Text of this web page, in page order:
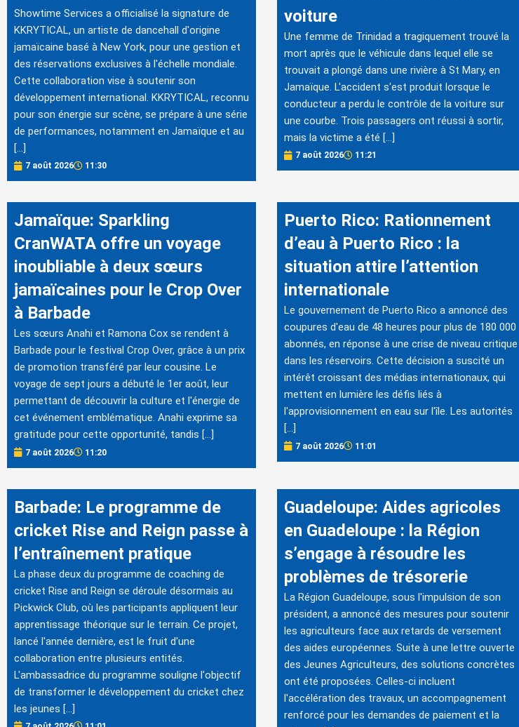
Showtime Services a officialisé la signature de
KKRYTICAL, un artiste de dancehall d'origine
jamaïcaine basé à New York, pour une gestion et
des réservations exclusives à l'échelle mondiale.
Cette collaboration vise à soutenir son
développement international. KKRYTICAL, reconnu
pour son énergie sur scène, se prépare à une série
de performances, notamment en Jamaïque et au
[…]
7 août 2026 11:30
voiture
Une femme de Trinidad a tragiquement trouvé la
mort après que le véhicule dans lequel elle se
trouvait a plongé dans une rivière à St Mary, en
Jamaïque. L'accident s'est produit lorsque le
conducteur a perdu le contrôle de la voiture sur
une courbe. Trois passagers ont réussi à sortir,
mais la victime a été […]
7 août 2026 11:21
Jamaïque: Sparkling
CranWATA offre un voyage
inoubliable à deux sœurs
jamaïcaines pour le Crop Over
à Barbade
Les sœurs Anahi et Ramona Cox se rendent à
Barbade pour le festival Crop Over, grâce à un prix
de promotion transféré par leur cousine. Le
voyage de sept jours a débuté le 1er août, leur
permettant de découvrir la culture et l'énergie de
cet événement emblématique. Anahi exprime sa
gratitude pour cette opportunité, tandis […]
7 août 2026 11:20
Puerto Rico: Rationnement
d’eau à Puerto Rico : la
situation attire l’attention
internationale
Le gouvernement de Puerto Rico a annoncé des
coupures d'eau de 48 heures pour plus de 180 000
abonnés, en réponse à une crise de niveau critique
dans les réservoirs. Cette décision a suscité un
intérêt croissant des médias internationaux, qui
mettent en lumière les défis liés à
l'approvisionnement en eau sur l'île. Les autorités
[…]
7 août 2026 11:01
Barbade: Le programme de
cricket Rise and Reign passe à
l’entraînement pratique
La phase deux du programme de coaching de
cricket Rise and Reign se déroule désormais au
Pickwick Club, où les participants appliquent leur
apprentissage théorique sur le terrain. Ce projet,
lancé l'année dernière, est le fruit d'une
collaboration entre plusieurs entités.
L'ambassadrice du programme souligne l'objectif
de transformer le développement du cricket chez
les jeunes […]
Guadeloupe: Aides agricoles
en Guadeloupe : la Région
s’engage à résoudre les
problèmes de trésorerie
La Région Guadeloupe, sous l'impulsion de son
président, a annoncé des mesures pour soutenir
les agriculteurs face aux retards de versement
des aides européennes. Suite à une lettre ouverte
des Jeunes Agriculteurs, des solutions concrètes
ont été proposées. Celles-ci incluent
l'accélération des travaux, un accompagnement
renforcé pour les demandes de paiement et la